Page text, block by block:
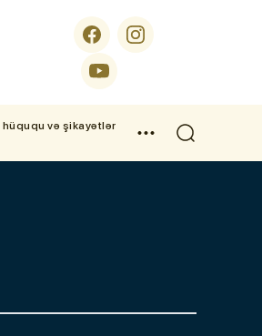
və şikayətlər